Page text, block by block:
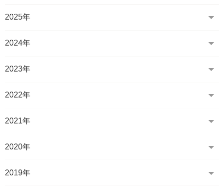
2025年
2024年
2023年
2022年
2021年
2020年
2019年